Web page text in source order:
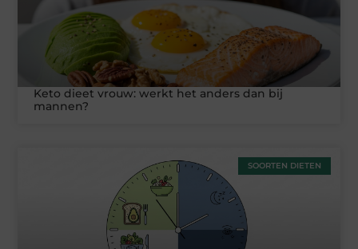
Keto dieet vrouw: werkt het anders dan bij
mannen?
SOORTEN DIETEN